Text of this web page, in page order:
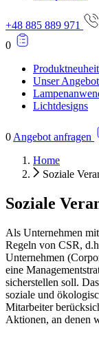
+48 885 889 971
0
Unser Angebot
Lichtdesigns
0 Angebot anfragen
Home
Soziale
Soziale
Als Unternehmen
Regeln von CSR,
Unternehmen
eine
sicherstellen soll.
soziale und
Mitarbeiter
Aktionen, an denen